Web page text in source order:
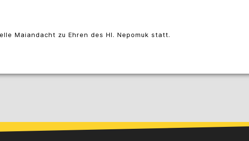
Maiandacht zu Ehren des Hl. Nepomuk statt.